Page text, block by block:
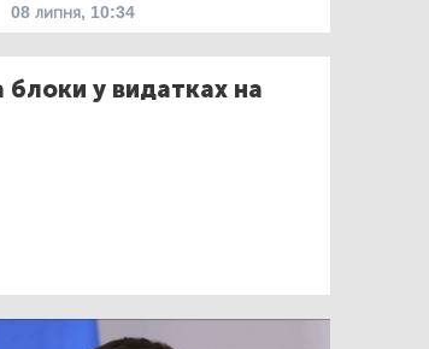
08 липня, 10:34
у видатках на